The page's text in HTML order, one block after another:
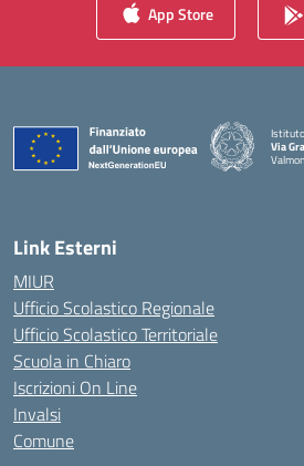
App Store
Via
Link Esterni
MIUR
Ufficio Scolastico Regionale
Ufficio Scolastico Territoriale
Scuola in Chiaro
Iscrizioni On Line
Invalsi
Comune